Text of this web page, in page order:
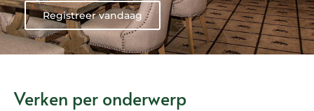
Registreer vandaag
Verken per onderwerp